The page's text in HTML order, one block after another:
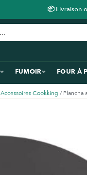
📦 Livraison
FUMOIR FOUR À
Accessoires Cookking / Plancha